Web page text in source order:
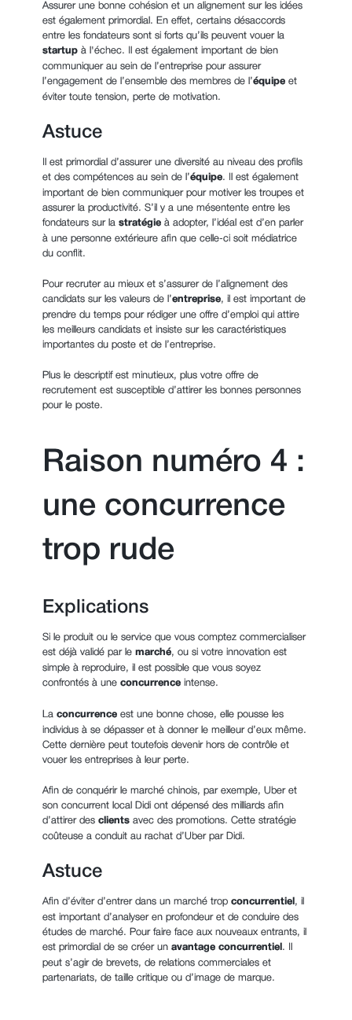
Assurer une bonne cohésion et un alignement sur les idées
est également primordial. En effet, certains désaccords
entre les fondateurs sont si forts qu’ils peuvent vouer la
startup à l'échec. Il est également important de bien
communiquer au sein de l’entreprise pour assurer
l’engagement de l’ensemble des membres de l’équipe et
éviter toute tension, perte de motivation.
Astuce
Il est primordial d’assurer une diversité au niveau des profils
et des compétences au sein de l’équipe. Il est également
important de bien communiquer pour motiver les troupes et
assurer la productivité. S’il y a une mésentente entre les
fondateurs sur la stratégie à adopter, l’idéal est d’en parler
à une personne extérieure afin que celle-ci soit médiatrice
du conflit.
Pour recruter au mieux et s’assurer de l’alignement des
candidats sur les valeurs de l’entreprise, il est important de
prendre du temps pour rédiger une offre d’emploi qui attire
les meilleurs candidats et insiste sur les caractéristiques
importantes du poste et de l’entreprise.
Plus le descriptif est minutieux, plus votre offre de
recrutement est susceptible d’attirer les bonnes personnes
pour le poste.
Raison numéro 4 :
une concurrence
trop rude
Explications
Si le produit ou le service que vous comptez commercialiser
est déjà validé par le marché, ou si votre innovation est
simple à reproduire, il est possible que vous soyez
confrontés à une concurrence intense.
La concurrence est une bonne chose, elle pousse les
individus à se dépasser et à donner le meilleur d’eux même.
Cette dernière peut toutefois devenir hors de contrôle et
vouer les entreprises à leur perte.
Afin de conquérir le marché chinois, par exemple, Uber et
son concurrent local Didi ont dépensé des milliards afin
d’attirer des clients avec des promotions. Cette stratégie
coûteuse a conduit au rachat d’Uber par Didi.
Astuce
Afin d’éviter d’entrer dans un marché trop concurrentiel, il
est important d’analyser en profondeur et de conduire des
études de marché. Pour faire face aux nouveaux entrants, il
est primordial de se créer un avantage concurrentiel. Il
peut s’agir de brevets, de relations commerciales et
partenariats, de taille critique ou d’image de marque.